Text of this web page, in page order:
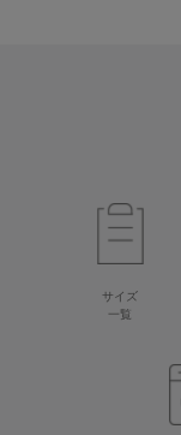
サイズ
一覧